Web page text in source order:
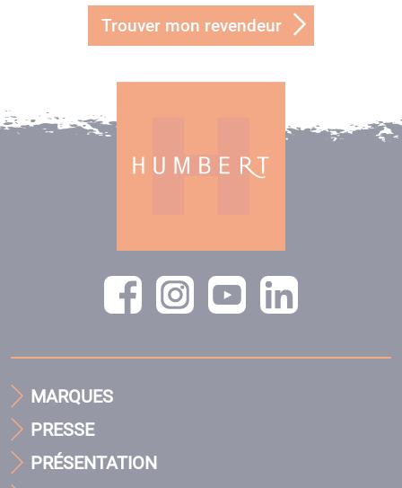
Trouver mon revendeur
MARQUES
PRESSE
PRÉSENTATION